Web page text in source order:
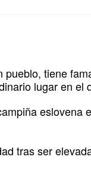
tiene
lugar en el
eslovena
tras ser